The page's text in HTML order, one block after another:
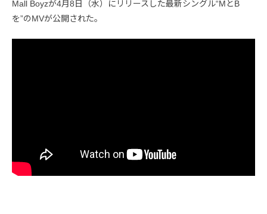
Mall Boyzが4月8日（水）にリリースした最新シングル“MとB
を”のMVが公開された。